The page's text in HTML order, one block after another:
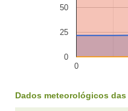
0
0
25
50
Dados meteorológicos